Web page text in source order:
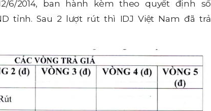
6/2014, ban hành kèm theo quyết định số
tỉnh. Sau 2 lượt rút thì IDJ Việt Nam đã trả